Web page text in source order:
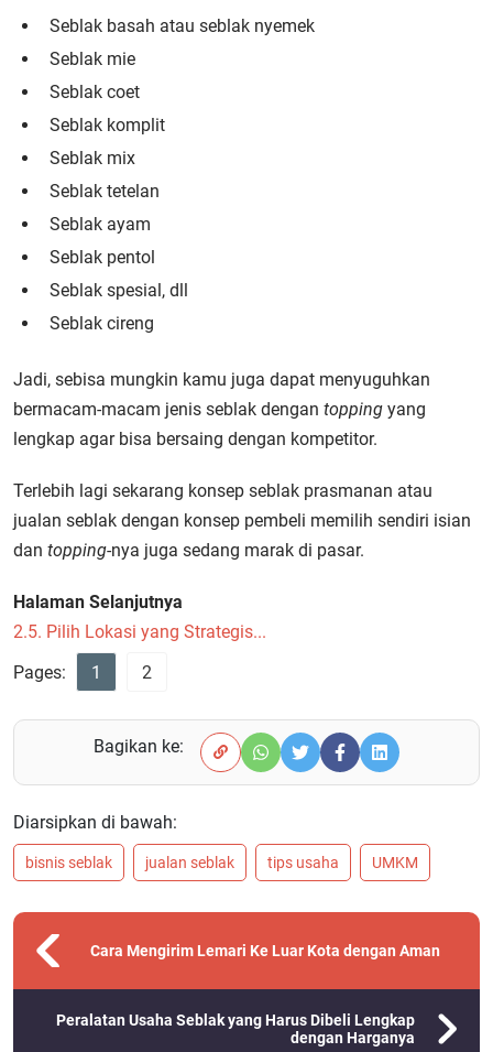
Seblak basah atau seblak nyemek
Seblak mie
Seblak coet
Seblak komplit
Seblak mix
Seblak tetelan
Seblak ayam
Seblak pentol
Seblak spesial, dll
Seblak cireng
Jadi, sebisa mungkin kamu juga dapat menyuguhkan
bermacam-macam jenis seblak dengan topping yang
lengkap agar bisa bersaing dengan kompetitor.
Terlebih lagi sekarang konsep seblak prasmanan atau
jualan seblak dengan konsep pembeli memilih sendiri isian
dan topping-nya juga sedang marak di pasar.
Halaman Selanjutnya
2.5. Pilih Lokasi yang Strategis...
Pages:
1 2
Bagikan ke:
Diarsipkan di bawah:
bisnis seblak jualan seblak tips usaha UMKM
Cara Mengirim Lemari Ke Luar Kota dengan Aman
Peralatan Usaha Seblak yang Harus Dibeli Lengkap
dengan Harganya